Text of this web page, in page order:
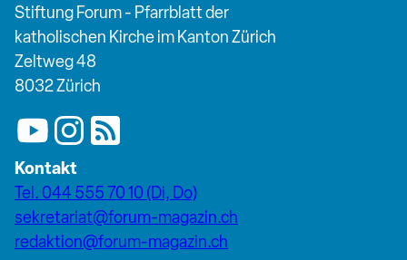
Stiftung Forum - Pfarrblatt der
katholischen Kirche im Kanton Zürich
Zeltweg 48
8032 Zürich
Kontakt
Tel. 044 555 70 10 (Di, Do)
sekretariat@forum-magazin.ch
redaktion@forum-magazin.ch